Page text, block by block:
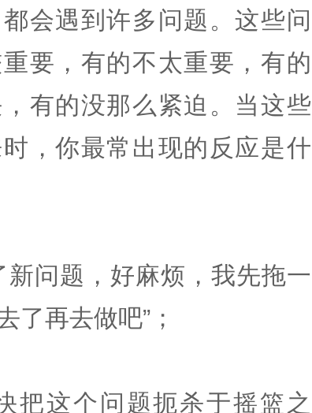
会遇到许多问题。这些问
要，有的不太重要，有的
有的没那么紧迫。当这些
，你最常出现的反应是什
新问题，好麻烦，我先拖一
了再去做吧”；
把这个问题扼杀于摇篮之